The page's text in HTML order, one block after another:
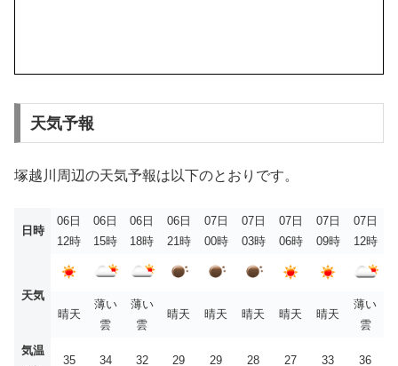
天気予報
塚越川周辺の天気予報は以下のとおりです。
日時
06日
12時
06日
15時
06日
18時
06日
21時
07日
00時
07日
03時
07日
06時
07日
09時
07日
12時
天気
晴天
薄い
雲
薄い
雲
晴天 晴天 晴天 晴天 晴天
薄い
雲
気温
35 34 32 29 29 28 27 33 36